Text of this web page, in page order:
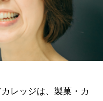
レッジは、製菓・カ